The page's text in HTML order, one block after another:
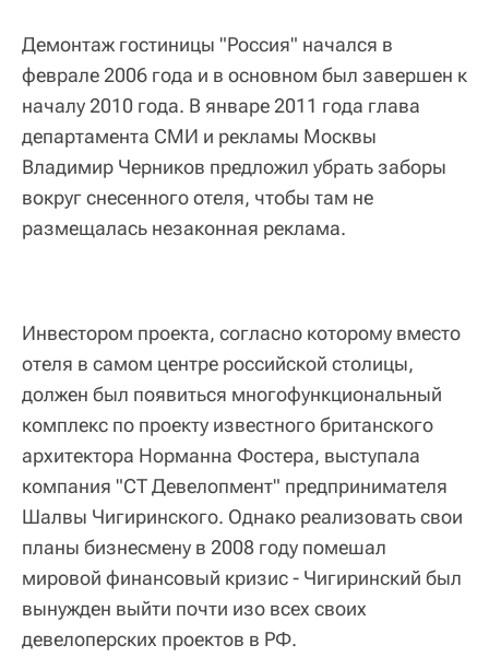
Демонтаж гостиницы "Россия" начался в
феврале 2006 года и в основном был завершен к
началу 2010 года. В январе 2011 года глава
департамента СМИ и рекламы Москвы
Владимир Черников предложил убрать заборы
вокруг снесенного отеля, чтобы там не
размещалась незаконная реклама.
Инвестором проекта, согласно которому вместо
отеля в самом центре российской столицы,
должен был появиться многофункциональный
комплекс по проекту известного британского
архитектора Норманна Фостера, выступала
компания "СТ Девелопмент" предпринимателя
Шалвы Чигиринского. Однако реализовать свои
планы бизнесмену в 2008 году помешал
мировой финансовый кризис - Чигиринский был
вынужден выйти почти изо всех своих
девелоперских проектов в РФ.